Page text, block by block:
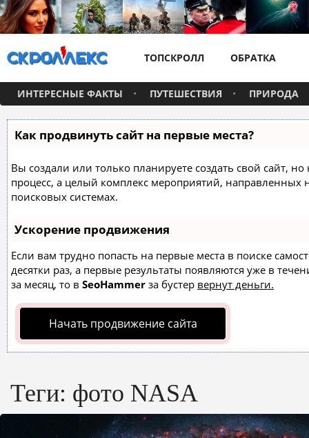
ТОПСКРОЛЛ ОБРАТКА
ИНТЕРЕСНЫЕ ФАКТЫ ПУТЕШЕСТВИЯ ПРИРОДА
Как продвинуть сайт на первые места?
Вы создали или только планируете создать свой сайт,
процесс, а целый комплекс мероприятий,
поисковых системах.
Ускорение продвижения
Если вам трудно попасть на первые места в поиске
десятки раз, а первые результаты появляются уже в
за месяц, то в SeoHammer за бустер вернут деньги.
Начать продвижение сайта
Теги: фото NASA